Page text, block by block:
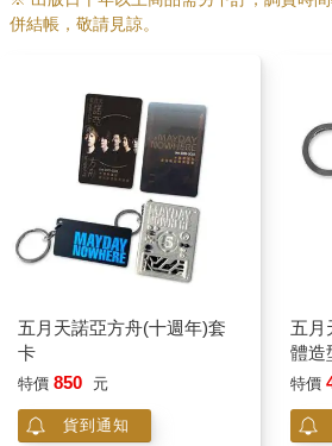
併結帳，敬請見諒。
五月天諾亞方舟(十週年)套
卡
特價 850 元
貨到通知
五月
體造
特價